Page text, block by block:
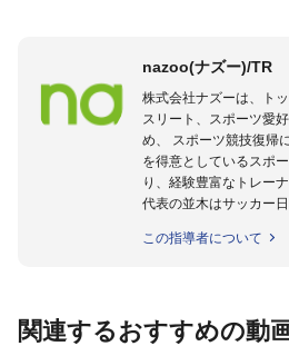
nazoo(ナズー)/TR
株式会社ナズーは、ト
スリート、スポーツ愛
め、 スポーツ競技復帰
を得意としているスポ
り、経験豊富なトレー
代表の並木はサッカー
のほかU-23日本代表の
世代のサッカーを中心
この指導者について
関連するおすすめの動